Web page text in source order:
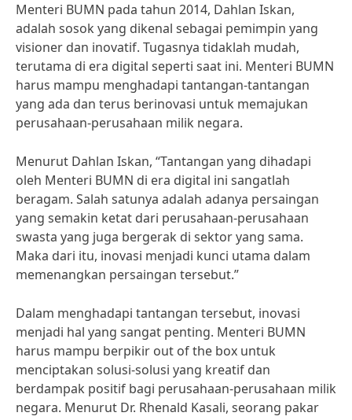
Menteri BUMN pada tahun 2014, Dahlan Iskan,
adalah sosok yang dikenal sebagai pemimpin yang
visioner dan inovatif. Tugasnya tidaklah mudah,
terutama di era digital seperti saat ini. Menteri BUMN
harus mampu menghadapi tantangan-tantangan
yang ada dan terus berinovasi untuk memajukan
perusahaan-perusahaan milik negara.
Menurut Dahlan Iskan, “Tantangan yang dihadapi
oleh Menteri BUMN di era digital ini sangatlah
beragam. Salah satunya adalah adanya persaingan
yang semakin ketat dari perusahaan-perusahaan
swasta yang juga bergerak di sektor yang sama.
Maka dari itu, inovasi menjadi kunci utama dalam
memenangkan persaingan tersebut.”
Dalam menghadapi tantangan tersebut, inovasi
menjadi hal yang sangat penting. Menteri BUMN
harus mampu berpikir out of the box untuk
menciptakan solusi-solusi yang kreatif dan
berdampak positif bagi perusahaan-perusahaan milik
negara. Menurut Dr. Rhenald Kasali, seorang pakar